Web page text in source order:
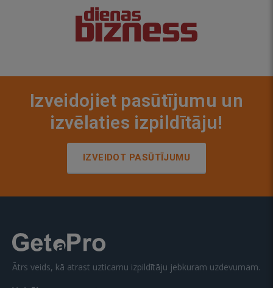
Izveidojiet pasūtījumu un
izvēlaties izpildītāju!
IZVEIDOT PASŪTĪJUMU
Ātrs veids, kā atrast uzticamu izpildītāju jebkuram uzdevumam.